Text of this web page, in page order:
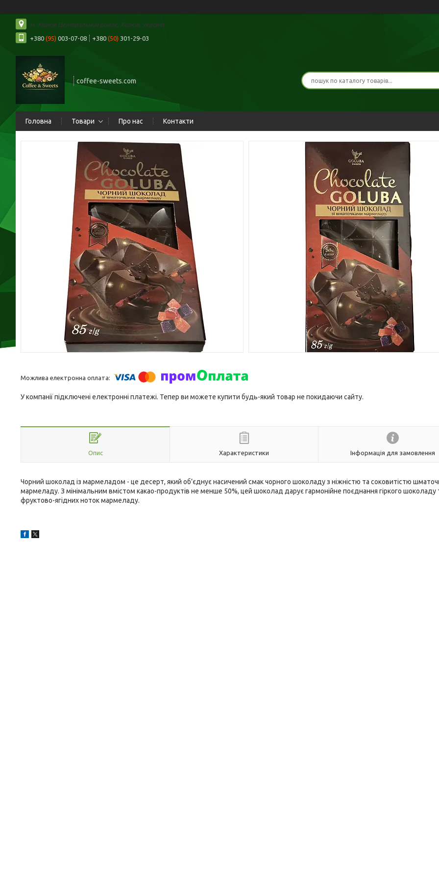
м. Харків Центральний ринок, Харків, Україна
+380 (95) 003-07-08 +380 (50) 301-29-03
coffee-sweets.com
Головна Товари Про нас Контакти
У компанії підключені електронні платежі. Тепер ви можете купити будь-який товар не покидаючи сайту.
Опис Характеристики Інформація для замовлення
Чорний шоколад із мармеладом - це десерт, який об’єднує насичений смак чорного шоколаду з ніжністю та соковитістю
мармеладу. З мінімальним вмістом какао-продуктів не менше 50%, цей шоколад дарує гармонійне поєднання гіркого шоколаду
фруктово-ягідних ноток мармеладу.